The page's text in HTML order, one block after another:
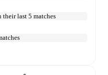
their last 5 matches